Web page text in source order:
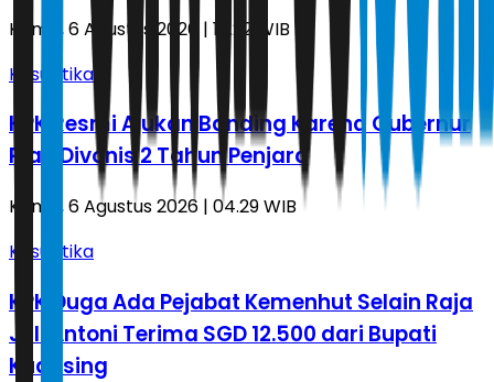
Kamis, 6 Agustus 2026 | 17.22 WIB
Kasuistika
KPK Resmi Ajukan Banding Karena Gubernur
Riau Divonis 2 Tahun Penjara
Kamis, 6 Agustus 2026 | 04.29 WIB
Kasuistika
KPK Duga Ada Pejabat Kemenhut Selain Raja
Juli Antoni Terima SGD 12.500 dari Bupati
Kuansing